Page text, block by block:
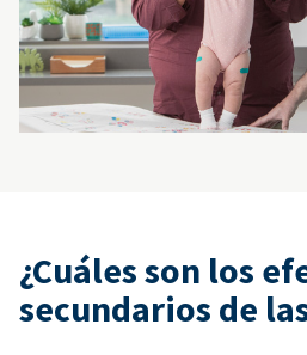
¿Cuáles son los
secundarios de